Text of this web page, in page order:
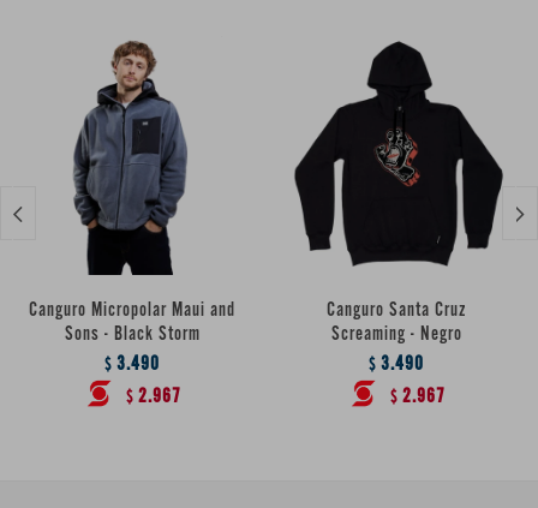
Canguro Micropolar Maui and
Sons - Black Storm
$ 3.490
$ 2.967
Canguro Santa Cruz
Screaming - Negro
$ 3.490
$ 2.967
 